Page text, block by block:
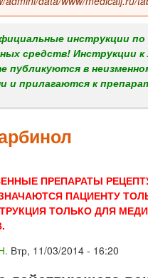
инструкции
средств! Инструкции к
публикуются в
и прилагаются к
ПРЕПАРАТЫ
ПАЦИЕНТУ
ТОЛЬКО ДЛЯ
Втр, 11/03/2014 - 16:20